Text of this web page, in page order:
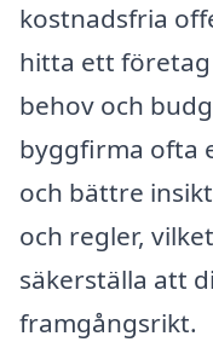
kostnadsfria
hitta ett företag
behov och
byggfirma ofta
och bättre
och regler,
säkerställa att
framgångsrikt.